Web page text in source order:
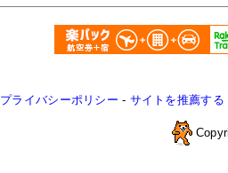
プライバシーポリシー - サイトを推薦する